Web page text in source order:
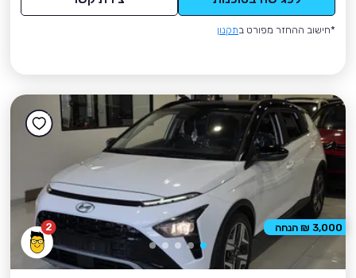
*חישוב ההחזר מפורט בתקנון
2 3,000 ₪ הנחה